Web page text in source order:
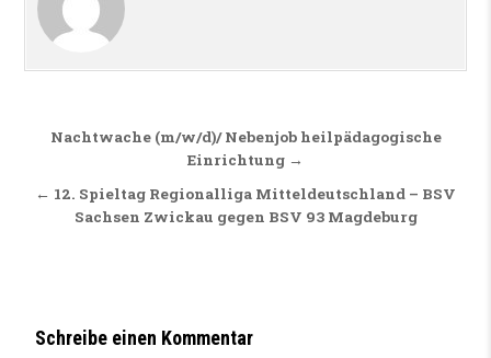
Beitragsnavigation
Nachtwache (m/w/d)/ Nebenjob heilpädagogische
Einrichtung →
← 12. Spieltag Regionalliga Mitteldeutschland – BSV
Sachsen Zwickau gegen BSV 93 Magdeburg
Schreibe einen Kommentar